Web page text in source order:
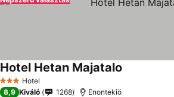
3 Kategória
Hotel
Hotel Hetan Majatalo
8,9 Kiváló 1268 Enontekiö